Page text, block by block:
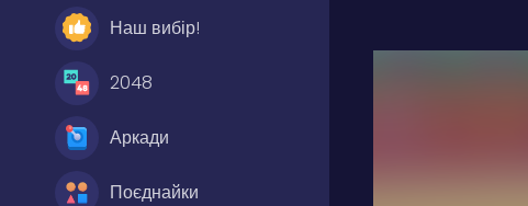
Наш вибір!
2048
Аркади
Поєднайки